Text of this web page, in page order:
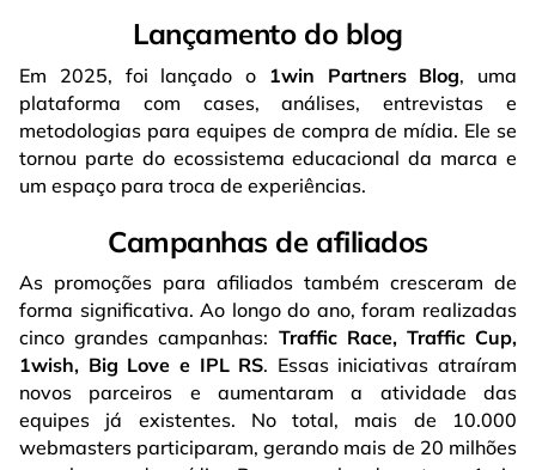
Lançamento do blog
Em 2025, foi lançado o 1win Partners Blog, uma
plataforma com cases, análises, entrevistas e
metodologias para equipes de compra de mídia. Ele se
tornou parte do ecossistema educacional da marca e
um espaço para troca de experiências.
Campanhas de afiliados
As promoções para afiliados também cresceram de
forma significativa. Ao longo do ano, foram realizadas
cinco grandes campanhas: Traffic Race, Traffic Cup,
1wish, Big Love e IPL RS. Essas iniciativas atraíram
novos parceiros e aumentaram a atividade das
equipes já existentes. No total, mais de 10.000
webmasters participaram, gerando mais de 20 milhões